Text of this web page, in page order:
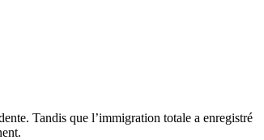
Tandis que l’immigration totale a enregistré